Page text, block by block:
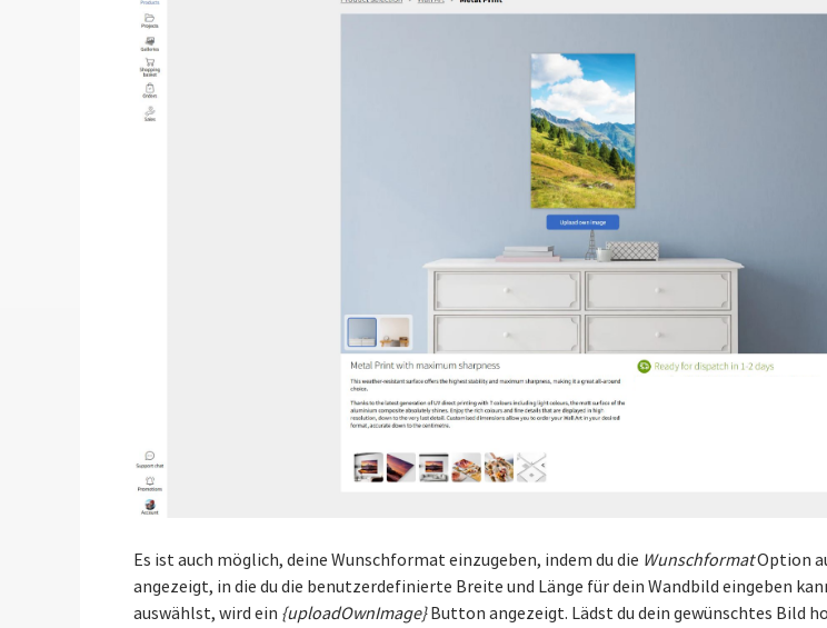
Es ist auch möglich, deine Wunschformat einzugeben, indem du die WunschformatOption
angezeigt, in die du die benutzerdefinierte Breite und Länge für dein Wandbild eingeben
auswählst, wird ein {uploadOwnImage}Button angezeigt. Lädst du dein gewünschtes Bild